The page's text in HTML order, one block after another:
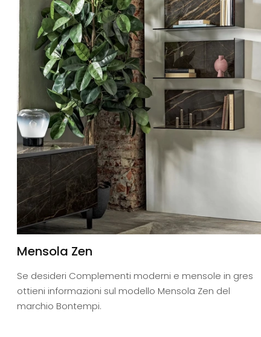
Mensola Zen
Se desideri Complementi moderni e mensole in gres
ottieni informazioni sul modello Mensola Zen del
marchio Bontempi.